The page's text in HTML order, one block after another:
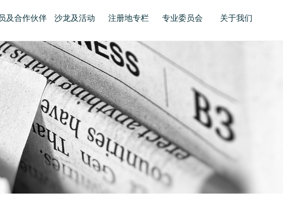
及合作伙伴 沙龙及活动 注册地专栏 专业委员会 关于我们